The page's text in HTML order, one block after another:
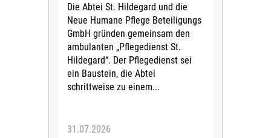
Die Abtei St. Hildegard und die
Neue Humane Pflege Beteiligungs
GmbH gründen gemeinsam den
ambulanten „Pflegedienst St.
Hildegard“. Der Pflegedienst sei
ein Baustein, die Abtei
schrittweise zu einem...
31.07.2026